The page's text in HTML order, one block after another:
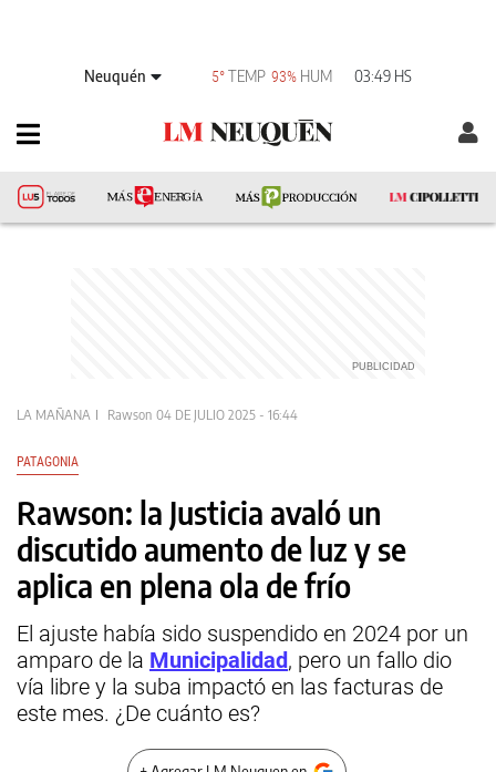
Neuquén 5°TEMP 93% HUM 03:49 HS
LA MAÑANA Rawson 04 DE JULIO 2025 - 16:44
PATAGONIA
Rawson: la Justicia avaló un
discutido aumento de luz y se
aplica en plena ola de frío
El ajuste había sido suspendido en 2024 por un
amparo de la Municipalidad, pero un fallo dio
vía libre y la suba impactó en las facturas de
este mes. ¿De cuánto es?